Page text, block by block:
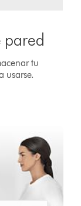
pared
tu
usarse.